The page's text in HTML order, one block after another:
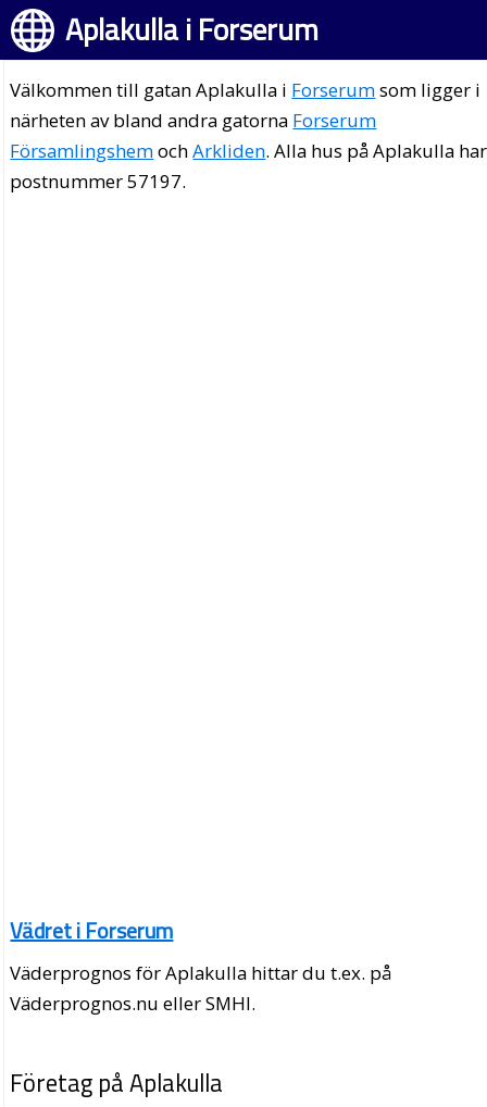
Aplakulla i Forserum
Välkommen till gatan Aplakulla i Forserumsom ligger i
närheten av bland andra gatorna Forserum
FörsamlingshemochArkliden. Alla hus på Aplakulla har
postnummer 57197.
Vädret i Forserum
Väderprognos för Aplakulla hittar du t.ex. på
Väderprognos.nu eller SMHI.
Företag på Aplakulla